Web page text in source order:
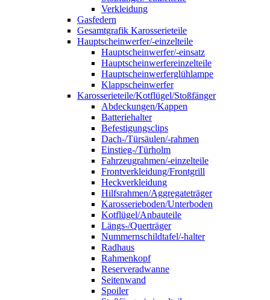
Verkleidung
Gasfedern
Gesamtgrafik Karosserieteile
Hauptscheinwerfer/-einzelteile
Hauptscheinwerfer/-einsatz
Hauptscheinwerfereinzelteile
Hauptscheinwerferglühlampe
Klappscheinwerfer
Karosserieteile/Kotflügel/Stoßfänger
Abdeckungen/Kappen
Batteriehalter
Befestigungsclips
Dach-/Türsäulen/-rahmen
Einstieg-/Türholm
Fahrzeugrahmen/-einzelteile
Frontverkleidung/Frontgrill
Heckverkleidung
Hilfsrahmen/Aggregateträger
Karosserieboden/Unterboden
Kotflügel/Anbauteile
Längs-/Querträger
Nummernschildtafel/-halter
Radhaus
Rahmenkopf
Reserveradwanne
Seitenwand
Spoiler